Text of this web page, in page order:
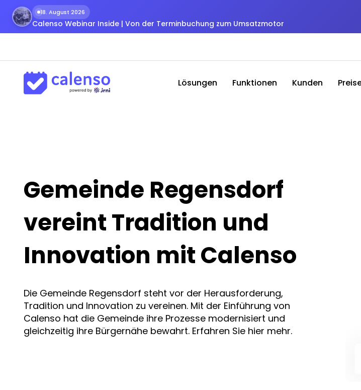
18. August 2026
Calenso Webinar Inside | Von der Terminbuchung zum Umsatzmotor
Lösungen Funktionen Kunden
Gemeinde Regensdorf
vereint Tradition und
Innovation mit Calenso
Die Gemeinde Regensdorf steht vor der Herausforderung,
Tradition und Innovation zu vereinen. Mit der Einführung von
Calenso hat die Gemeinde ihre Prozesse modernisiert und
gleichzeitig ihre Bürgernähe bewahrt. Erfahren Sie hier mehr.